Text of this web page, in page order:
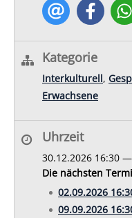
Kategorie
Interkulturell,
Erwachsene
Uhrzeit
30.12.2026 16:30
Die nächsten
02.09.2026
09.09.2026